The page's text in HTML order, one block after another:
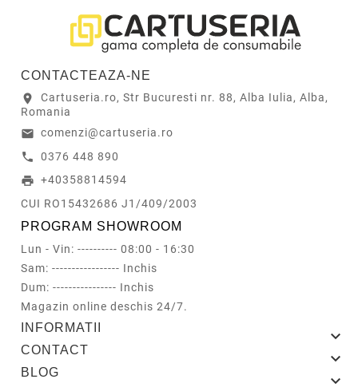
CONTACTEAZA-NE
location_on
Cartuseria.ro, Str Bucuresti nr. 88, Alba Iulia, Alba,
Romania
email comenzi@cartuseria.ro
call 0376 448 890
print +40358814594
CUI RO15432686 J1/409/2003
PROGRAM SHOWROOM
Lun - Vin: ---------- 08:00 - 16:30
Sam: ----------------- Inchis
Dum: ---------------- Inchis
Magazin online deschis 24/7.
INFORMATII 
CONTACT 
BLOG 